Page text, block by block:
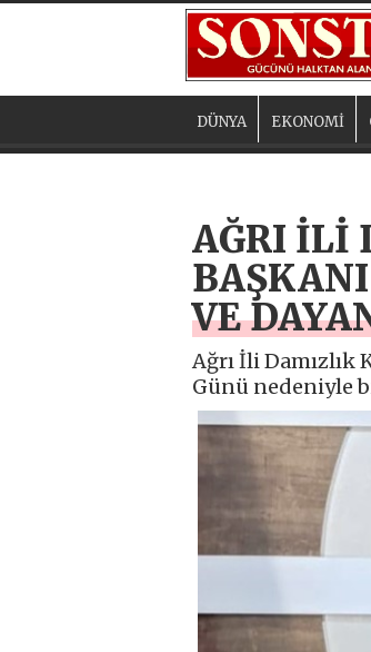
DÜNYA EKONOMİ
AĞRI İLİ
VE
Ağrı İli Damızlık
Günü nedeniyle